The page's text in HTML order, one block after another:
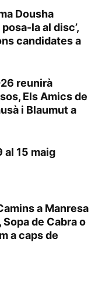
Dousha
posa-la al disc’,
candidates a
reunirà
Els Amics de
i Blaumut a
al 15 maig
a Manresa
Sopa de Cabra o
a caps de